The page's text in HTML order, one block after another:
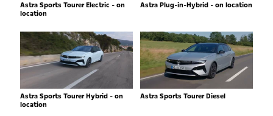
Astra Sports Tourer Electric - on
location
Astra Plug-in-Hybrid - on location
Astra Sports Tourer Hybrid - on
location
Astra Sports Tourer Diesel